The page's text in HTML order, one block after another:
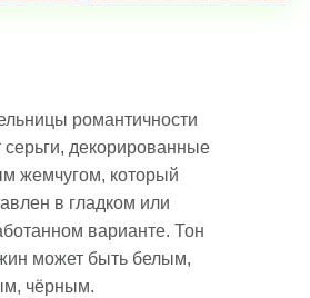
романтичности
серьги, декорированные
жемчугом, который
в гладком или
варианте. Тон
может быть белым,
чёрным.